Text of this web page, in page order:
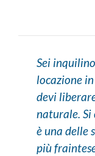
Sei
locazione
devi
naturale. Si
è una delle
più